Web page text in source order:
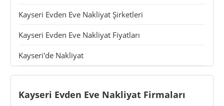
Kayseri Evden Eve Nakliyat Şirketleri
Kayseri Evden Eve Nakliyat Fiyatları
Kayseri'de Nakliyat
Kayseri Evden Eve Nakliyat Firmaları